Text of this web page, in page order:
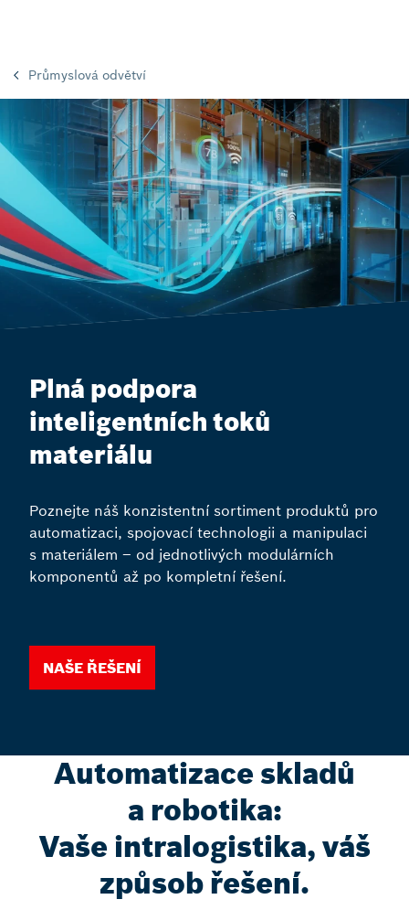
Průmyslová odvětví
Plná podpora
inteligentních toků
materiálu
Poznejte náš konzistentní sortiment produktů pro
automatizaci, spojovací technologii a manipulaci
s materiálem – od jednotlivých modulárních
komponentů až po kompletní řešení.
Naše řešení
Automatizace skladů
a robotika:
Vaše intralogistika, váš
způsob řešení.